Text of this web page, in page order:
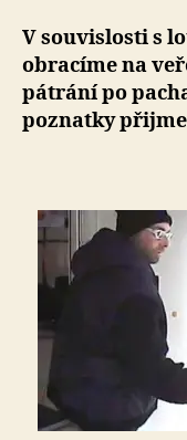
V souvislosti s
obracíme na
pátrání po
poznatky